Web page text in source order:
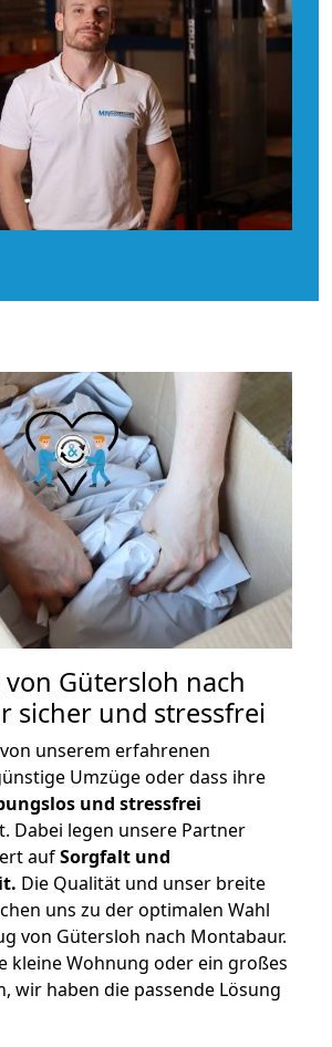
Gütersloh nach
sicher und stressfrei
unserem erfahrenen
Umzüge oder dass ihre
und stressfrei
Dabei legen unsere Partner
aufSorgfalt und
Die Qualität und unser breite
uns zu der optimalen Wahl
von Gütersloh nach Montabaur.
kleine Wohnung oder ein großes
wir haben die passende Lösung